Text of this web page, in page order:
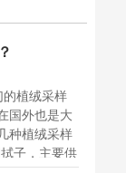
的植绒采样
国外也是大
种植绒采样
子，主要供